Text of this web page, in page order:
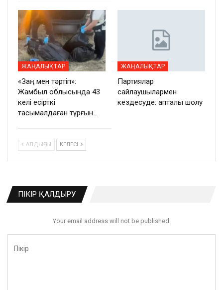
ЖАҢАЛЫҚТАР
«Заң мен тәртіп»:
Жамбыл облысында 43
келі есірткі
тасымалдаған тұрғын…
ЖАҢАЛЫҚТАР
Партиялар
сайлаушылармен
кездесуде: апталық шолу
АЛДЫҢҒЫ КЕЛЕСІ
ПІКІР ҚАЛДЫРУ
Your email address will not be published.